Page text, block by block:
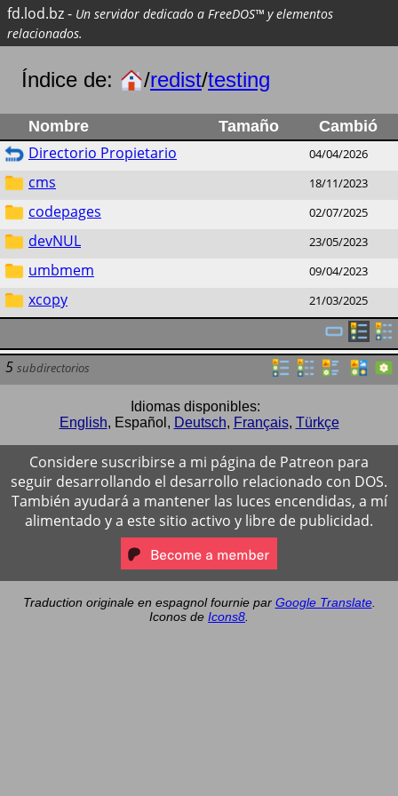
fd.lod.bz- Un servidor dedicado a FreeDOS™ y elementos
relacionados.
Índice de: /redist/testing
Nombre Tamaño Cambió
Directorio Propietario 04/04/2026
cms 18/11/2023
codepages 02/07/2025
devNUL 23/05/2023
umbmem 09/04/2023
xcopy 21/03/2025
5 subdirectorios
Idiomas disponibles:
English, Español , Deutsch, Français, Türkçe
Considere suscribirse a mi página de Patreon para
seguir desarrollando el desarrollo relacionado con DOS.
También ayudará a mantener las luces encendidas, a mí
alimentado y a este sitio activo y libre de publicidad.
Traduction originale en espagnol fournie par Google Translate.
Iconos de Icons8